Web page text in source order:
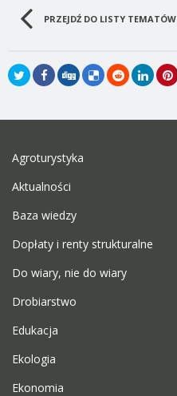
PRZEJDŹ DO LISTY TEMATÓW
Agroturystyka
Aktualności
Baza wiedzy
Dopłaty i renty strukturalne
Do wiary, nie do wiary
Drobiarstwo
Edukacja
Ekologia
Ekonomia